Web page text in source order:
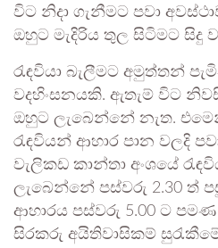
විට නිදා ගැනීමට පවා
ඔහුට මැදිරිය තුල සිටිමට
රැඳවියා බැලීමට අමුත්තන්
වදහිංසනයකි. ඇතැම් විට
ඔහුට ලැබෙන්නේ නැත.
රැඳවියන් ආහාර පාන වලදි
වැලිකඩ කාන්තා අංශයේ
ලැබෙන්නේ පස්වරු 2.30 ත්
ආහාරය පස්වරු 5.00 ට
සිරකරු අයිතිවාසිකම්